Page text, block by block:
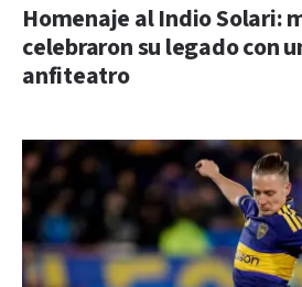
Homenaje al Indio Solari:
celebraron su legado con
anfiteatro